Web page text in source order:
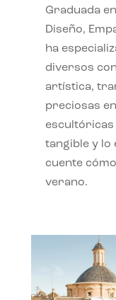
Graduada
Diseño,
ha
diversos
artística,
preciosas
tangible y lo
cuente
verano.